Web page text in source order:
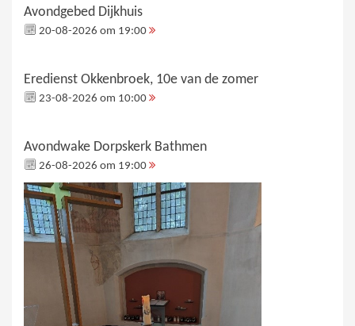
Avondgebed Dijkhuis
20-08-2026 om 19:00
Eredienst Okkenbroek, 10e van de zomer
23-08-2026 om 10:00
Avondwake Dorpskerk Bathmen
26-08-2026 om 19:00